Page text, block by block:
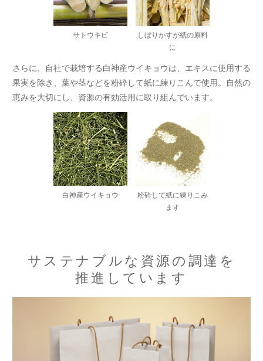
サトウキビ
しぼりかすが紙の原料
に
さらに、自社で栽培する白神産ウイキョウは、エキスに使用する
果実を除き、葉や茎などを粉砕して紙に練りこんで使用。自然の
恵みを大切にし、資源の有効活用に取り組んでいます。
白神産ウイキョウ
粉砕して紙に練りこみ
ます
サステナブルな資源の調達を
推進しています